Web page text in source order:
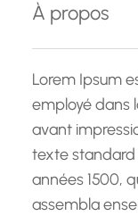
r
c
h
À propos
Lorem Ipsum
employé dans
avant
texte standard
années 1500,
assembla